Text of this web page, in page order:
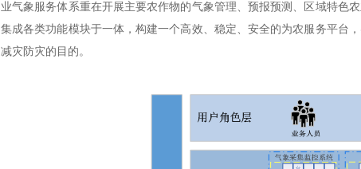
业气象服务体系重在开展主要农作物的气象管理、预报预测、区域特色
集成各类功能模块于一体，构建一个高效、稳定、安全的为农服务平台
减灾防灾的目的。